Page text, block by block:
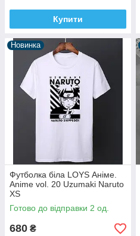
Купити
Новинка
Футболка біла LOYS Аніме.
Anime vol. 20 Uzumaki Naruto
XS
Готово до відправки 2 од.
680 ₴